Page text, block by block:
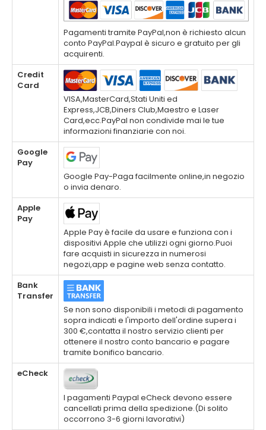
Pagamenti tramite PayPal,non è richiesto alcun
conto PayPal.Paypal è sicuro e gratuito per gli
acquirenti.
Credit
Card
VISA,MasterCard,Stati Uniti ed
Express,JCB,Diners Club,Maestro e Laser
Card,ecc.PayPal non condivide mai le tue
informazioni finanziarie con noi.
Google
Pay
Google Pay-Paga facilmente online,in negozio
o invia denaro.
Apple
Pay
Apple Pay è facile da usare e funziona con i
dispositivi Apple che utilizzi ogni giorno.Puoi
fare acquisti in sicurezza in numerosi
negozi,app e pagine web senza contatto.
Bank
Transfer
Se non sono disponibili i metodi di pagamento
sopra indicati e l'importo dell'ordine supera i
300 €,contatta il nostro servizio clienti per
ottenere il nostro conto bancario e pagare
tramite bonifico bancario.
eCheck
I pagamenti Paypal eCheck devono essere
cancellati prima della spedizione.(Di solito
occorrono 3-6 giorni lavorativi)